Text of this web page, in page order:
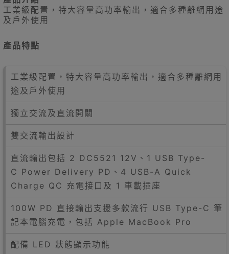
工業級配置，特大容量高功率輸出，適合多種離網用途
及戶外使用
產品特點
工業級配置，特大容量高功率輸出，適合多種離網用
途及戶外使用
獨立交流及直流開關
雙交流輸出設計
直流輸出包括 2 DC5521 12V、1 USB Type-
C Power Delivery PD、4 USB-A Quick
Charge QC 充電接口及 1 車載插座
100W PD 直接輸出支援多款流行 USB Type-C 筆
記本電腦充電，包括 Apple MacBook Pro
配備 LED 狀態顯示功能